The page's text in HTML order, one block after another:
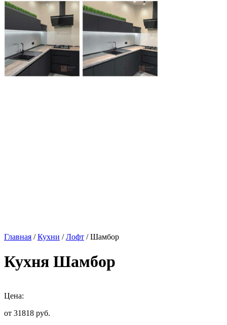
Главная /Кухни /Лофт / Шамбор
Кухня Шамбор
Цена:
от 31818 руб.